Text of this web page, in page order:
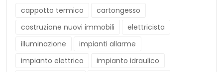
cappotto termico
cartongesso
costruzione nuovi immobili
elettricista
illuminazione
impianti allarme
impianto elettrico
impianto idraulico